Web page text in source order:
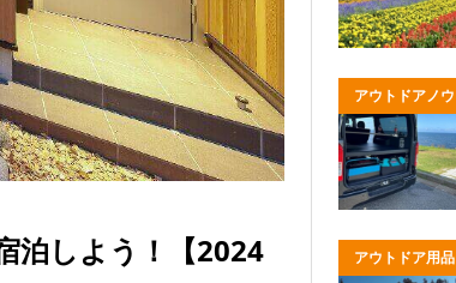
泊しよう！【2024
アウトドアノウ
ハウ
アウトドア用品